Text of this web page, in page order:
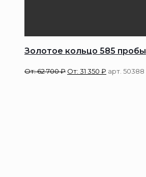
Золотое кольцо 585 пробы
От:62 700₽ От: 31 350 ₽ арт. 50388